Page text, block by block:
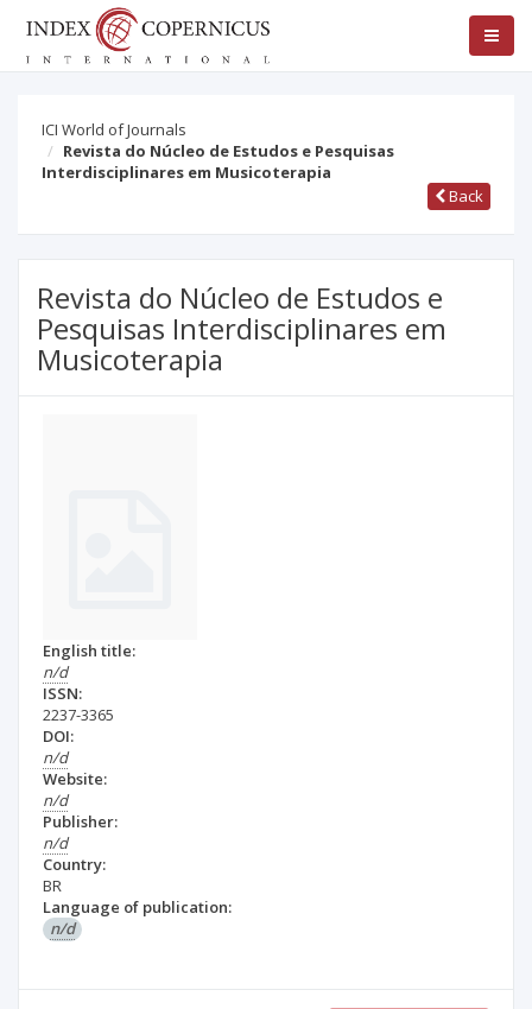
ICI World of Journals
Revista do Núcleo de Estudos e Pesquisas
Interdisciplinares em Musicoterapia
Back
Revista do Núcleo de Estudos e
Pesquisas Interdisciplinares em
Musicoterapia
English title:
n/d
ISSN:
2237-3365
DOI:
n/d
Website:
n/d
Publisher:
n/d
Country:
BR
Language of publication:
n/d